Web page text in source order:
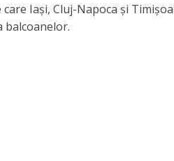
Iași, Cluj-Napoca și